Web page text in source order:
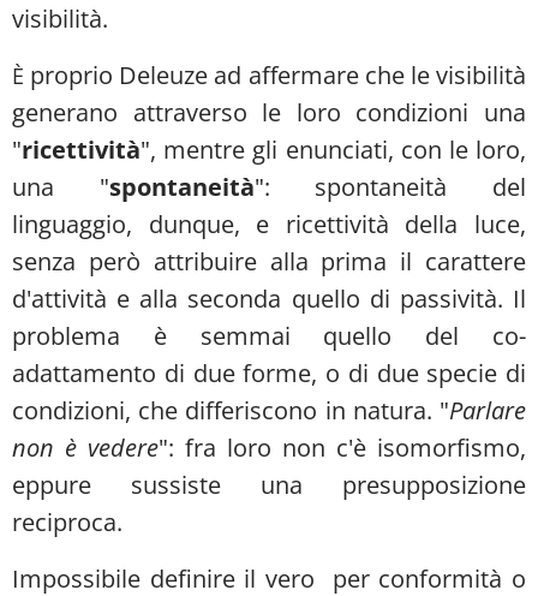
visibilità.
È proprio Deleuze ad affermare che le visibilità
generano attraverso le loro condizioni una
"ricettività", mentre gli enunciati, con le loro,
una "spontaneità": spontaneità del
linguaggio, dunque, e ricettività della luce,
senza però attribuire alla prima il carattere
d'attività e alla seconda quello di passività. Il
problema è semmai quello del co-
adattamento di due forme, o di due specie di
condizioni, che differiscono in natura. "Parlare
non è vedere": fra loro non c'è isomorfismo,
eppure sussiste una presupposizione
reciproca.
Impossibile definire il vero per conformità o